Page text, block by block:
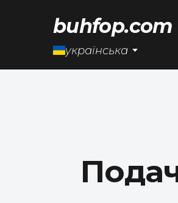
buhfop.com
українська